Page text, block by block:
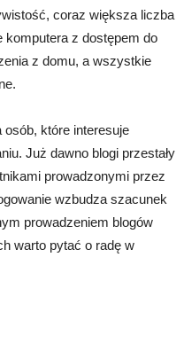
coraz większa liczba
komputera z dostępem do
z domu, a wszystkie
które interesuje
Już dawno blogi przestały
prowadzonymi przez
wzbudza szacunek
prowadzeniem blogów
warto pytać o radę w